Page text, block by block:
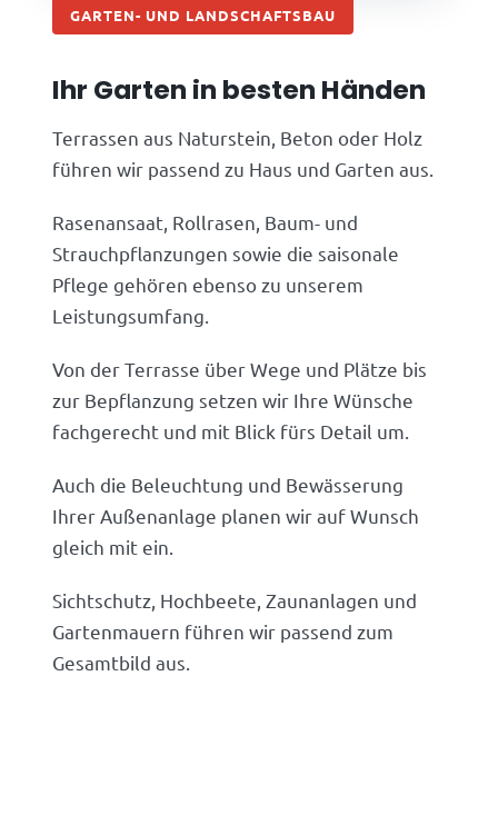
GARTEN- UND LANDSCHAFTSBAU
Ihr Garten in besten Händen
Terrassen aus Naturstein, Beton oder Holz
führen wir passend zu Haus und Garten aus.
Rasenansaat, Rollrasen, Baum- und
Strauchpflanzungen sowie die saisonale
Pflege gehören ebenso zu unserem
Leistungsumfang.
Von der Terrasse über Wege und Plätze bis
zur Bepflanzung setzen wir Ihre Wünsche
fachgerecht und mit Blick fürs Detail um.
Auch die Beleuchtung und Bewässerung
Ihrer Außenanlage planen wir auf Wunsch
gleich mit ein.
Sichtschutz, Hochbeete, Zaunanlagen und
Gartenmauern führen wir passend zum
Gesamtbild aus.